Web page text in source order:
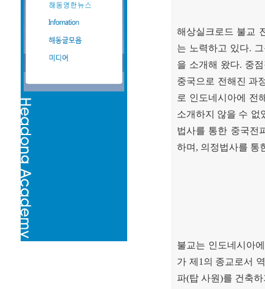
해상실크로드 불교
는 노력하고 있다.
을 소개해 왔다. 중
중국으로 전해진 과
로 인도네시아에 전
소개하지 않을 수 없
법사를 통한 중국전
하며 , 의정법사를 통
불교는 인도네시아
가 제 1 의 종교로서
파(탑 사원)를 건축